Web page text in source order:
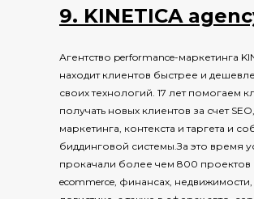
9. KINETICA
Агентство performance-маркетинга
находит клиентов быстрее и
своих технологий. 17 лет помогаем
получать новых клиентов за счет
маркетинга, контекста и таргета и
биддинговой системы.За это время
прокачали более чем 800 проектов
ecommerce, финансах, недвижимости,